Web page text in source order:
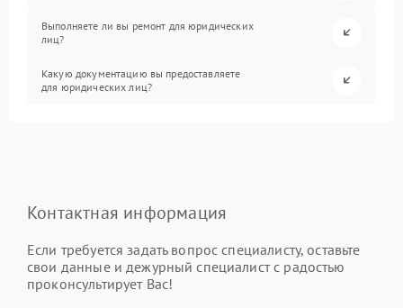
Выполняете ли вы ремонт для юридических
лиц?
Какую документацию вы предоставляете
для юридических лиц?
Контактная информация
Если требуется задать вопрос специалисту, оставьте
свои данные и дежурный специалист с радостью
проконсультирует Вас!